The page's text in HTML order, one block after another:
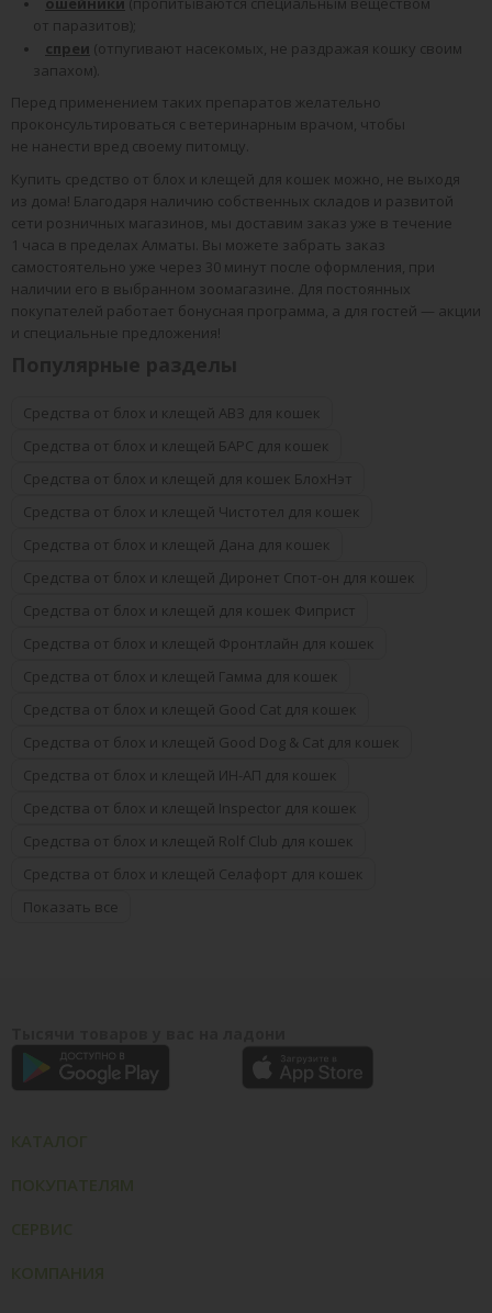
от паразитов);
спреи (отпугивают насекомых, не раздражая кошку своим
запахом).
Перед применением таких препаратов желательно
проконсультироваться с ветеринарным врачом, чтобы
не нанести вред своему питомцу.
Купить средство от блох и клещей для кошек можно, не выходя
из дома! Благодаря наличию собственных складов и развитой
сети розничных магазинов, мы доставим заказ уже в течение
1 часа в пределах Алматы. Вы можете забрать заказ
самостоятельно уже через 30 минут после оформления, при
наличии его в выбранном зоомагазине. Для постоянных
покупателей работает бонусная программа, а для гостей — акции
и специальные предложения!
Средства от блох и клещей АВЗ для кошек
Средства от блох и клещей БАРС для кошек
Средства от блох и клещей для кошек БлохНэт
Средства от блох и клещей Чистотел для кошек
Средства от блох и клещей Дана для кошек
Средства от блох и клещей Диронет Спот-он для кошек
Средства от блох и клещей для кошек Фиприст
Средства от блох и клещей Фронтлайн для кошек
Средства от блох и клещей Гамма для кошек
Средства от блох и клещей Good Cat для кошек
Средства от блох и клещей Good Dog & Cat для кошек
Средства от блох и клещей ИН-АП для кошек
Средства от блох и клещей Inspector для кошек
Средства от блох и клещей Rolf Club для кошек
Средства от блох и клещей Селафорт для кошек
Показать все